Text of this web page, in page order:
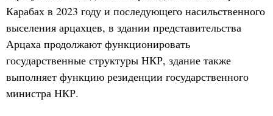
Карабах в 2023 году и последующего насильственного
выселения арцахцев, в здании представительства
Арцаха продолжают функционировать
государственные структуры НКР, здание также
выполняет функцию резиденции государственного
министра НКР.